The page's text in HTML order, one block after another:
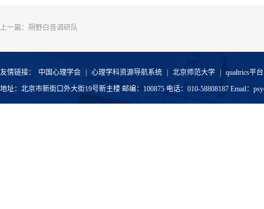
上一篇： 朔野白音调研队
友情链接： 中国心理学会 心理学科资源导航系统 北京师范大学
qualtrics平台
地址：北京市新街口外大街19号新主楼 邮编：100875 电话：010-58808187 Email：